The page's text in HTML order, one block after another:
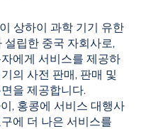
상하이 과학 기기 유한
설립한 중국 자회사로,
에게 서비스를 제공하
의 사전 판매, 판매 및
을 제공합니다.
, 홍콩에 서비스 대행사
에 더 나은 서비스를